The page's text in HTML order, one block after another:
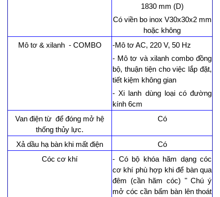
1830 mm (D)
Có viền bo inox V30x30x2 mm
hoặc không
Mô tơ & xilanh - COMBO
-Mô tơ AC, 220 V, 50 Hz
- Mô tơ và xilanh combo đồng
bộ, thuận tiện cho việc lắp đặt,
tiết kiệm không gian
- Xi lanh dùng loại có đường
kính 6cm
Van điện từ để đóng mở hệ
thống thủy lực.
Có
Xả dầu hạ bàn khi mất điện
Có
Cóc cơ khí
- Có bộ khóa hãm dạng cóc
cơ khí phù hợp khi để bàn qua
đêm (cần hãm cóc) " Chú ý
mở cóc cần bấm bàn lên thoát